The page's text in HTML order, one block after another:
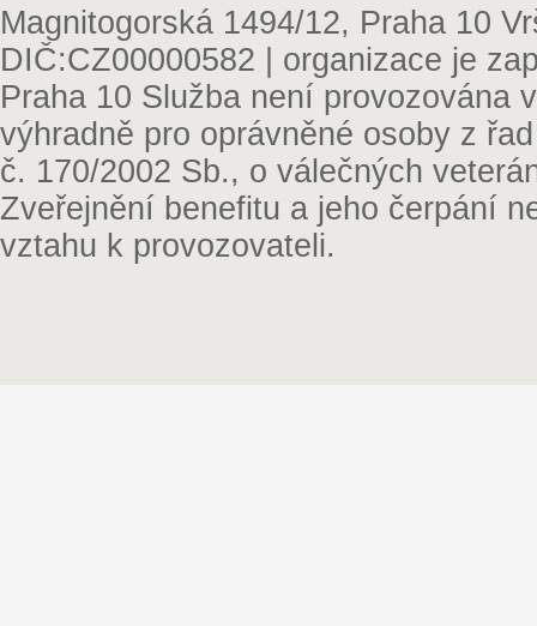
Magnitogorská 1494/12, Praha 10
DIČ:CZ00000582 | organizace je
Praha 10 Služba není provozována
výhradně pro oprávněné osoby z
č. 170/2002 Sb., o válečných
Zveřejnění benefitu a jeho čerpání
vztahu k provozovateli.